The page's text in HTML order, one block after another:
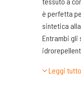
è perfetta
sintetica
Entrambi gli
necessario.
Leggi